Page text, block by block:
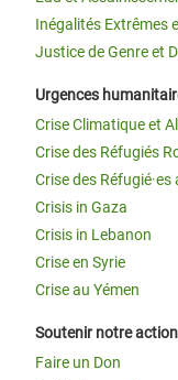
Inégalités Extrêmes
Justice de Genre et
Urgences
Crise Climatique et
Crise des Réfugiés
Crise des
Crisis in Gaza
Crisis in Lebanon
Crise en Syrie
Crise au Yémen
Soutenir notre action
Faire un Don